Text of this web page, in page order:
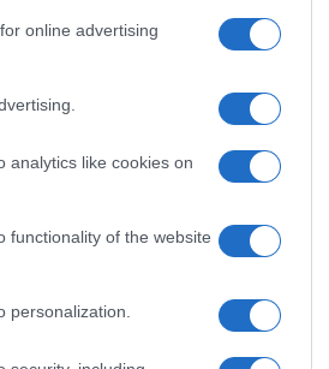
online advertising
analytics like cookies on
functionality of the website
personalization.